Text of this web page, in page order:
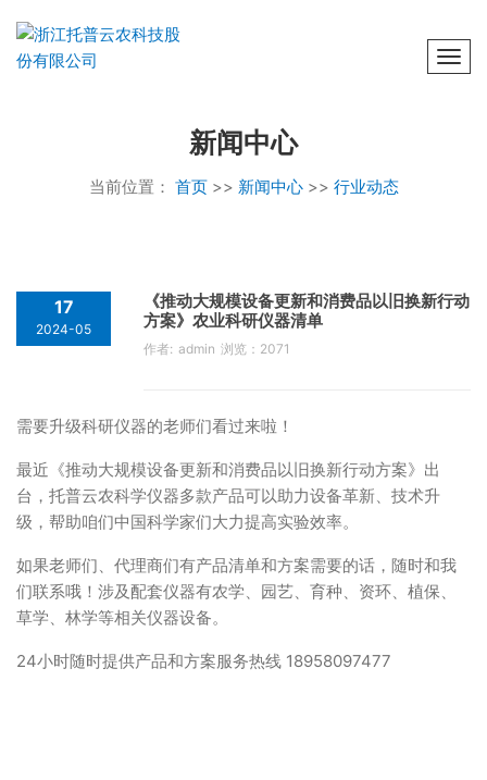
新闻中心
当前位置： 首页>> 新闻中心>> 行业动态
17
2024-05
《推动大规模设备更新和消费品以旧换新行动
方案》农业科研仪器清单
作者: admin 浏览：2071
需要升级科研仪器的老师们看过来啦！
最近《推动大规模设备更新和消费品以旧换新行动方案》出
台，托普云农科学仪器多款产品可以助力设备革新、技术升
级，帮助咱们中国科学家们大力提高实验效率。
如果老师们、代理商们有产品清单和方案需要的话，随时和我
们联系哦！涉及配套仪器有农学、园艺、育种、资环、植保、
草学、林学等相关仪器设备。
24小时随时提供产品和方案服务热线 18958097477